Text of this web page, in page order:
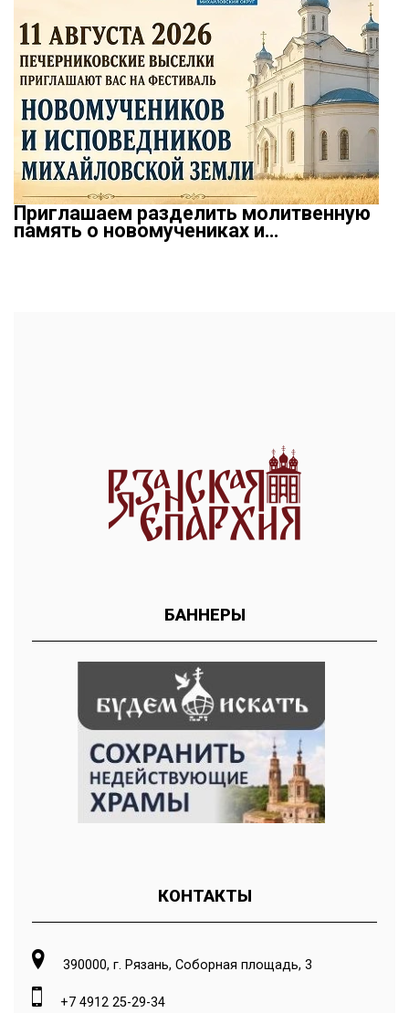
Приглашаем разделить молитвенную
память о новомучениках и…
БАННЕРЫ
КОНТАКТЫ
390000, г. Рязань, Соборная площадь, 3
+7 4912 25-29-34